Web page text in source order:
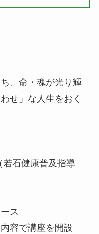
、命・魂が光り輝
せ」な人生をおく
石健康普及指導
ス
容で講座を開設